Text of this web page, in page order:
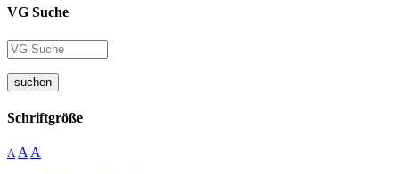
VG Suche
suchen
Schriftgröße
A A A